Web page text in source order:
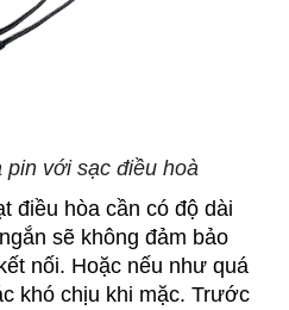
pin với sạc điều hoà
điều hòa cần có độ dài
sẽ không đảm bảo
nối. Hoặc nếu như quá
khó chịu khi mặc. Trước